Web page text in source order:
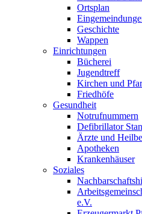
Ortsplan
Geschichte
Wappen
Einrichtungen
Bücherei
Jugendtreff
Kirchen und
Friedhöfe
Gesundheit
Notrufnummern
Defibrillator
Ärzte und
Apotheken
Krankenhäuser
Soziales
e.V.